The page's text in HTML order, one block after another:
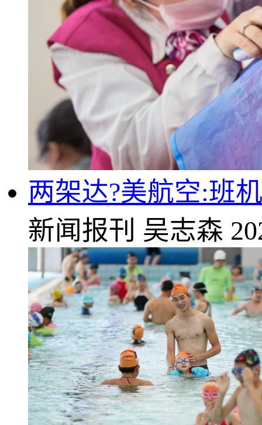
两架达?美航空:班
新闻报刊 吴志森